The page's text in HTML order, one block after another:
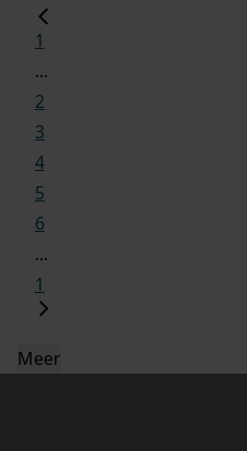
1
...
2
3
4
5
6
...
1
Meer